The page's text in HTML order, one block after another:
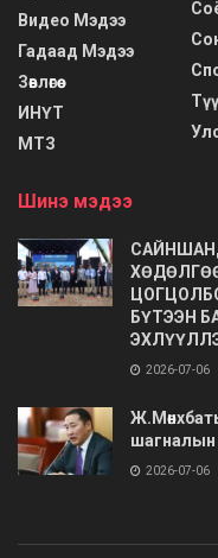
Видео Мэдээ
Гадаад Мэдээ
Зөвлөгөө
ИНҮТ
МТЗ
Шинэ мэдээ
БҮТЭЭН
2026-07-06
шагналын
2026-07-06